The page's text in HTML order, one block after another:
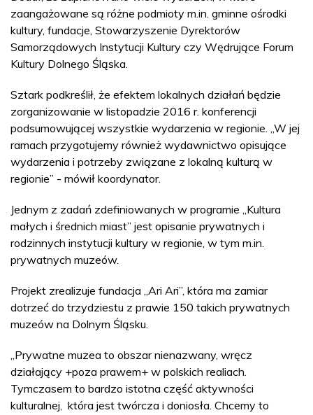
zaangażowane są różne podmioty m.in. gminne ośrodki
kultury, fundacje, Stowarzyszenie Dyrektorów
Samorządowych Instytucji Kultury czy Wędrujące Forum
Kultury Dolnego Śląska.
Sztark podkreślił, że efektem lokalnych działań będzie
zorganizowanie w listopadzie 2016 r. konferencji
podsumowującej wszystkie wydarzenia w regionie. „W jej
ramach przygotujemy również wydawnictwo opisujące
wydarzenia i potrzeby związane z lokalną kulturą w
regionie” - mówił koordynator.
Jednym z zadań zdefiniowanych w programie „Kultura
małych i średnich miast” jest opisanie prywatnych i
rodzinnych instytucji kultury w regionie, w tym m.in.
prywatnych muzeów.
Projekt zrealizuje fundacja „Ari Ari”, która ma zamiar
dotrzeć do trzydziestu z prawie 150 takich prywatnych
muzeów na Dolnym Śląsku.
„Prywatne muzea to obszar nienazwany, wręcz
działający +poza prawem+ w polskich realiach.
Tymczasem to bardzo istotna część aktywności
kulturalnej, która jest twórcza i doniosła. Chcemy to